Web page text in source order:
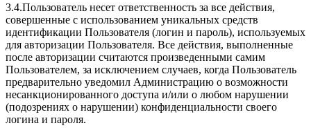
3.4.Пользователь несет ответственность за все действия,
совершенные с использованием уникальных средств
идентификации Пользователя (логин и пароль), используемых
для авторизации Пользователя. Все действия, выполненные
после авторизации считаются произведенными самим
Пользователем, за исключением случаев, когда Пользователь
предварительно уведомил Администрацию о возможности
несанкционированного доступа и/или о любом нарушении
(подозрениях о нарушении) конфиденциальности своего
логина и пароля.